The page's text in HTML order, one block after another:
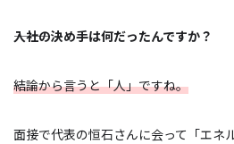
―――入社の決め手は何だったんですか？
結論から言うと「人」ですね。
面接で代表の恒石さんに会って「エネ